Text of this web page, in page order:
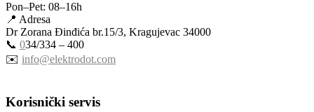
Pon–Pet: 08–16h
📍 Adresa
Dr Zorana Đinđića br.15/3, Kragujevac 34000
📞 034/334 – 400
✉️ info@elektrodot.com
Korisnički servis